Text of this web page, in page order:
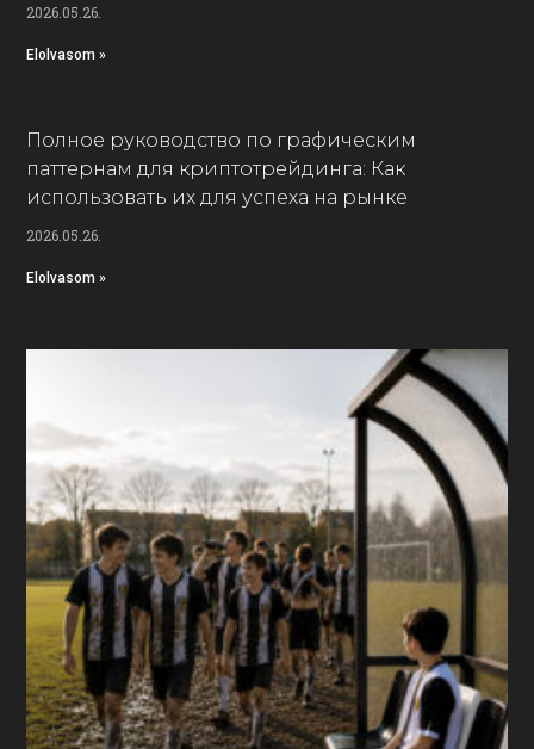
2026.05.26.
Elolvasom »
Полное руководство по графическим
паттернам для криптотрейдинга: Как
использовать их для успеха на рынке
2026.05.26.
Elolvasom »